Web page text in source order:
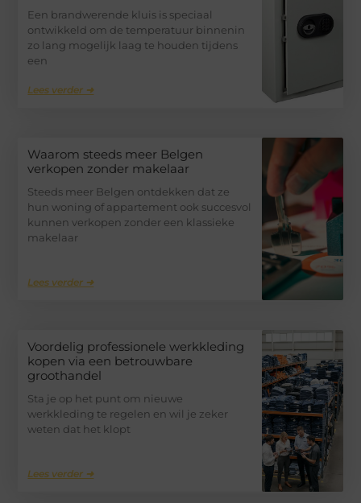
Een brandwerende kluis is speciaal
ontwikkeld om de temperatuur binnenin
zo lang mogelijk laag te houden tijdens
een
Lees verder ➜
Waarom steeds meer Belgen
verkopen zonder makelaar
Steeds meer Belgen ontdekken dat ze
hun woning of appartement ook succesvol
kunnen verkopen zonder een klassieke
makelaar
Lees verder ➜
Voordelig professionele werkkleding
kopen via een betrouwbare
groothandel
Sta je op het punt om nieuwe
werkkleding te regelen en wil je zeker
weten dat het klopt
Lees verder ➜